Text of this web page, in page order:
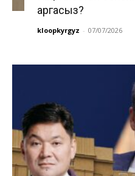
аргасыз?
kloopkyrgyz - 07/07/2026